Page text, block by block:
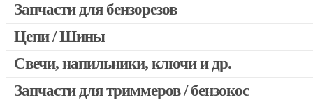
Запчасти для бензопил Stihl
Запчасти для бензопил Husqvarna, Partner
Запчасти для бензопил Oleo-mac, Echo и др.
Запчасти для бензорезов
Цепи / Шины
Свечи, напильники, ключи и др.
Запчасти для триммеров / бензокос